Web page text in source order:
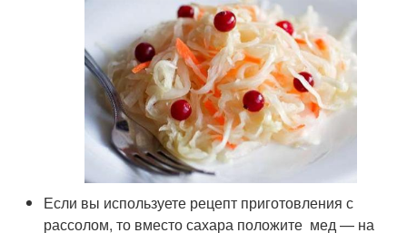
Если вы используете рецепт приготовления с
рассолом, то вместо сахара положите мед — на